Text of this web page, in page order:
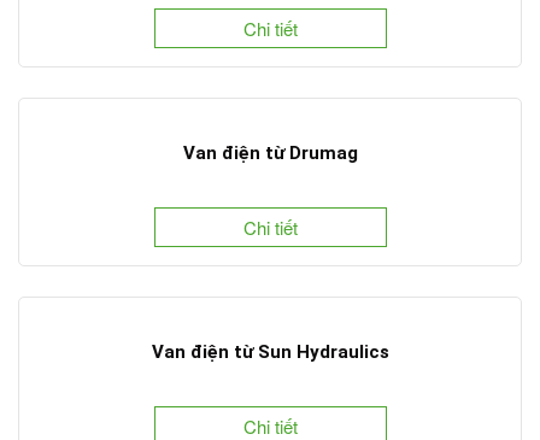
Chi tiết
Van điện từ Drumag
Chi tiết
Van điện từ Sun Hydraulics
Chi tiết